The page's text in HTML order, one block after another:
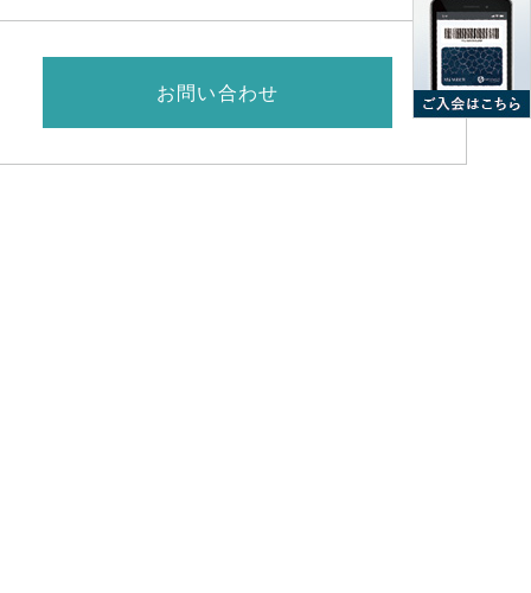
お問い合わせ